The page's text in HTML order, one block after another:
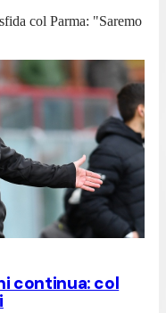
col Parma: "Saremo
continua: col